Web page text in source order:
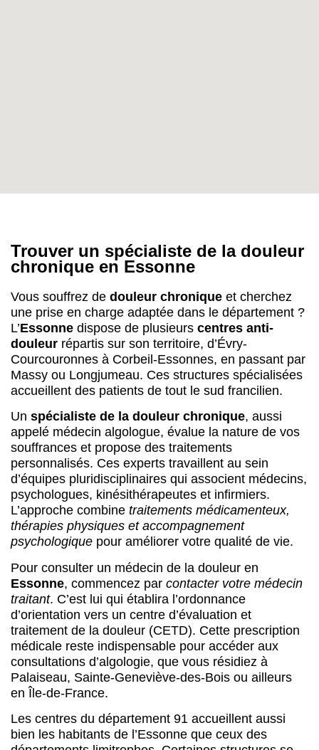
accueillent des patients de tout le sud francilien.
Unspécialiste de la douleur chronique
appelé médecin algologue, évalue la nature de vos
souffrances et propose des traitements
personnalisés. Ces experts travaillent au sein
d’équipes pluridisciplinaires qui associent médecins,
psychologues, kinésithérapeutes et infirmiers.
L’approche combinetraitements médicamenteux,
thérapies physiques et accompagnement
psychologiquepour améliorer votre qualité de vie.
Pour consulter un médecin de la douleur en
Essonne, commencez par contacter votre médecin
traitant. C’est lui qui établira l’ordonnance
d’orientation vers un centre d’évaluation et
traitement de la douleur (CETD). Cette prescription
médicale reste indispensable pour accéder aux
consultations d’algologie, que vous résidiez à
Palaiseau, Sainte-Geneviève-des-Bois ou ailleurs
en Île-de-France.
Les centres du département 91 accueillent aussi
bien les habitants de l’Essonne que ceux des
départements limitrophes. Certaines structures se
situent à proximité des axes de transport franciliens,
facilitant l’accès depuis Paris ou les autres
départements d’Île-de-France.
Consultez la liste complète des centres anti-
douleur en Essonne ci-dessous
structure la plus proche de chez vous et obtenir
leurs coordonnées de contact.